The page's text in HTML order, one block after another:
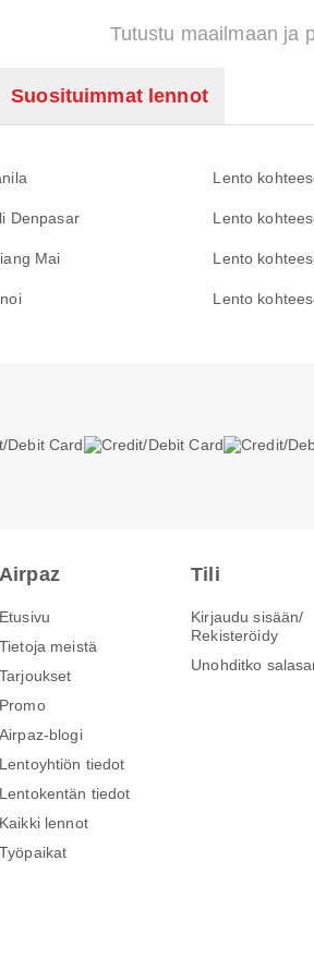
Tutustu maailmaan ja
Suosituimmat lennot
Lento
Denpasar Lento
Mai Lento
Lento
Airpaz
Etusivu
Tietoja meistä
Tarjoukset
Promo
Airpaz-blogi
Lentoyhtiön tiedot
Lentokentän tiedot
Kaikki lennot
Työpaikat
Tili
Kirjaudu sisään/
Rekisteröidy
Unohditko